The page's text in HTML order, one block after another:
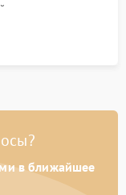
индикаторов
перегрева.
в ближайшее